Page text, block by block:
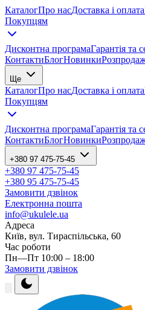
КаталогПро насДоставка і оплата
Покупцям
Дисконтна програмаГарантія та
КонтактиБлогНовинки
Ще
КаталогПро насДоставка і оплата
Покупцям
Дисконтна програмаГарантія та
КонтактиБлогНовинки
+380 97 475-75-45
+380 97 475-75-45
+380 95 475-75-45
Замовити дзвінок
Електронна пошта
info@ukulele.ua
Адреса
Київ, вул. Тираспільська, 60
Час роботи
Пн—Пт 10:00 – 18:00
Замовити дзвінок